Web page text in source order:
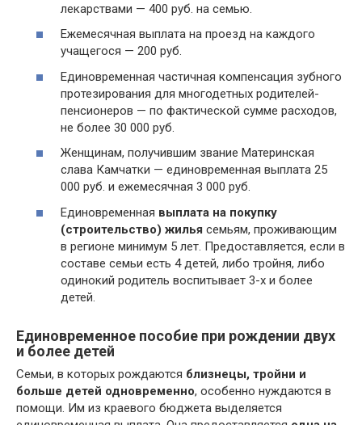
лекарствами — 400 руб. на семью.
Ежемесячная выплата на проезд на каждого
учащегося — 200 руб.
Единовременная частичная компенсация зубного
протезирования для многодетных родителей-
пенсионеров — по фактической сумме расходов,
не более 30 000 руб.
Женщинам, получившим звание Материнская
слава Камчатки — единовременная выплата 25
000 руб. и ежемесячная 3 000 руб.
Единовременная выплата на покупку
(строительство) жилья семьям, проживающим
в регионе минимум 5 лет. Предоставляется, если в
составе семьи есть 4 детей, либо тройня, либо
одинокий родитель воспитывает 3-х и более
детей.
Единовременное пособие при рождении двух
и более детей
Семьи, в которых рождаются близнецы, тройни и
больше детей одновременно, особенно нуждаются в
помощи. Им из краевого бюджета выделяется